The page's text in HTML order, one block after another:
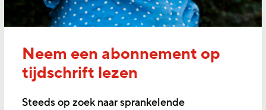
Neem een abonnement op
tijdschrift lezen
Steeds op zoek naar sprankelende